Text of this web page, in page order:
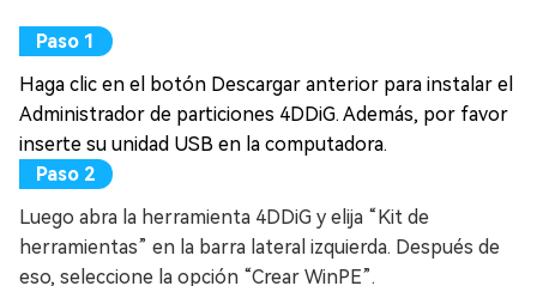
Haga clic en el botón Descargar anterior para instalar el
Administrador de particiones 4DDiG. Además, por favor
inserte su unidad USB en la computadora.
Luego abra la herramienta 4DDiG y elija “Kit de
herramientas” en la barra lateral izquierda. Después de
eso, seleccione la opción “Crear WinPE”.